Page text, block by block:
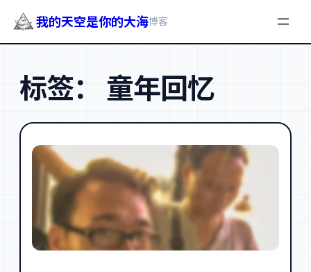
我的天空是你的大海博客
标签： 童年回忆